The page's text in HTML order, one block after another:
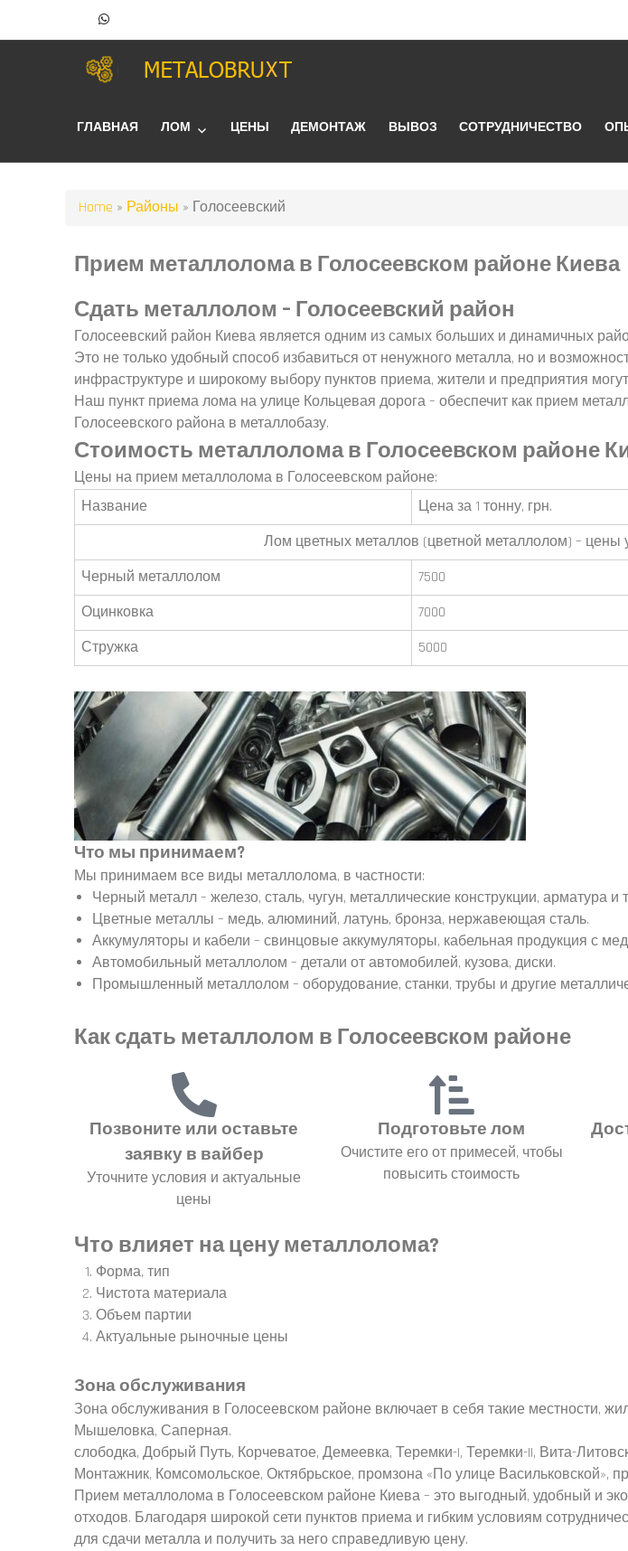
ГЛАВНАЯ ЛОМ ЦЕНЫ ДЕМОНТАЖ ВЫВОЗ СОТРУДНИЧЕСТВО
Home » Районы » Голосеевский
Прием металлолома в Голосеевском районе Киева
Сдать металлолом – Голосеевский район
Голосеевский район Киева является одним из самых больших и динамичных
Это не только удобный способ избавиться от ненужного металла, но и
инфраструктуре и широкому выбору пунктов приема, жители и предприятия
Наш пункт приема лома на улице Кольцевая дорога – обеспечит как прием
Голосеевского района в металлобазу.
Стоимость металлолома в Голосеевском районе
Цены на прием металлолома в Голосеевском районе:
Название
Цена за 1 тонну, грн.
Лом цветных металлов (цветной металлолом) – цены
Черный металлолом
7500
Оцинковка
7000
Стружка
5000
Что мы принимаем?
Мы принимаем все виды металлолома, в частности:
Черный металл – железо, сталь, чугун, металлические конструкции, арматура и
Цветные металлы – медь, алюминий, латунь, бронза, нержавеющая сталь.
Аккумуляторы и кабели – свинцовые аккумуляторы, кабельная продукция с
Автомобильный металлолом – детали от автомобилей, кузова, диски.
Промышленный металлолом – оборудование, станки, трубы и другие
Как сдать металлолом в Голосеевском районе
Позвоните или оставьте
заявку в вайбер
Уточните условия и актуальные
цены
Подготовьте лом
Очистите его от примесей, чтобы
повысить стоимость
Что влияет на цену металлолома?
Форма, тип
Чистота материала
Объем партии
Актуальные рыночные цены
Зона обслуживания
Зона обслуживания в Голосеевском районе включает в себя такие местности,
Мышеловка, Саперная.
слободка, Добрый Путь, Корчеватое, Демеевка, Теремки-I, Теремки-II, Вита-
Монтажник, Комсомольское, Октябрьское, промзона «По улице Васильковской»,
Прием металлолома в Голосеевском районе Киева – это выгодный, удобный и
отходов. Благодаря широкой сети пунктов приема и гибким условиям
для сдачи металла и получить за него справедливую цену.